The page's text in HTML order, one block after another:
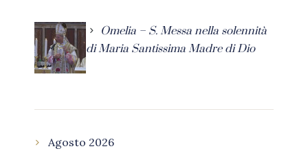
Omelia – S. Messa nella solennità
di Maria Santissima Madre di Dio
Agosto 2026